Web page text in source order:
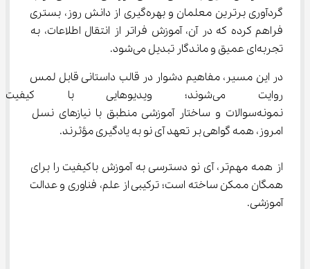
گردآوری برترین معلمان و بهره‌گیری از دانش روز، بستری
فراهم کرده که در آن، آموزش فراتر از انتقال اطلاعات، به
تجربه‌ای عمیق و ماندگار تبدیل می‌شود.
در این مسیر، مفاهیم دشوار در قالب داستانی قابل لمس
روایت می‌شوند؛ ویدیوهایی با
نمونه‌سوالات و ساختار آموزشی منطبق با نیازهای نسل
امروز، همه گواهی بر تعهد آی‌ نو به یادگیری مؤثرند.
از همه مهم‌تر، آی‌ نو دسترسی به آموزش باکیفیت را برای
همگان ممکن ساخته است؛ ترکیبی از علم، فناوری و عدالت
آموزشی.